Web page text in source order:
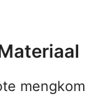
mengkom